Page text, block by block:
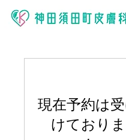
現在予約は
けており